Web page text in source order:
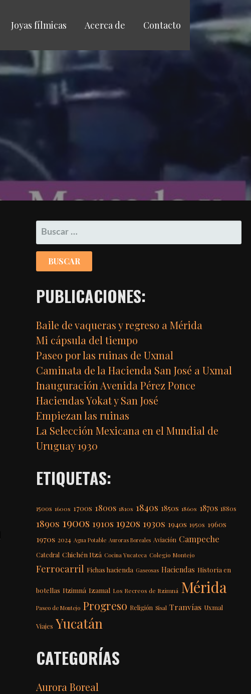
Joyas fílmicas Acerca de Contacto
BUSCAR:
PUBLICACIONES:
Baile de vaqueras y regreso a Mérida
Mi cápsula del tiempo
Paseo por las ruinas de Uxmal
Caminata de la Hacienda San José a Uxmal
Inauguración Avenida Pérez Ponce
Haciendas Yokat y San José
Empiezan las ruinas
La Selección Mexicana en el Mundial de
Uruguay 1930
ETIQUETAS:
1500s 1600s 1700s 1800s 1810s 1840s 1850s 1860s 1870s 1880s
1890s 1900s 1910s 1920s 1930s 1940s 1950s 1960s
1970s 2024 Agua Potable Auroras Boreales Aviación Campeche
Catedral Chichén Itzá Cocina Yucateca Colegio Montejo
Ferrocarril Fichas hacienda Gaseosas Haciendas Historia en
botellas Itzimná Izamal Los Recreos de Itzimná Mérida
Paseo de Montejo Progreso Religión Sisal Tranvías Uxmal
Viajes Yucatán
CATEGORÍAS
Aurora Boreal